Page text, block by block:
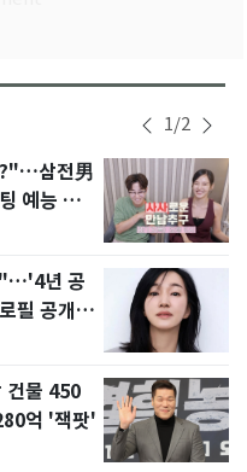
1/2
?"…삼전男
예능 화
"…'4년 공
필 공개
건물 450
억 '잭팟'